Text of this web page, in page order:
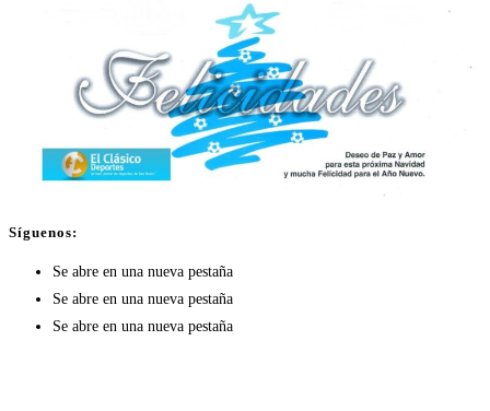
Síguenos:
Se abre en una nueva pestaña
Se abre en una nueva pestaña
Se abre en una nueva pestaña